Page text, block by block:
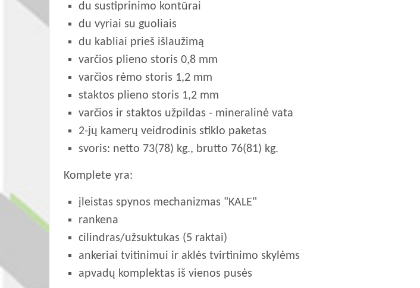
du sustiprinimo kontūrai
du vyriai su guoliais
du kabliai prieš išlaužimą
varčios plieno storis 0,8 mm
varčios rėmo storis 1,2 mm
staktos plieno storis 1,2 mm
varčios ir staktos užpildas - mineralinė vata
2-jų kamerų veidrodinis stiklo paketas
svoris: netto 73(78) kg., brutto 76(81) kg.
Komplete yra:
įleistas spynos mechanizmas "KALE"
rankena
cilindras/užsuktukas (5 raktai)
ankeriai tvitinimui ir aklės tvirtinimo skylėms
apvadų komplektas iš vienos pusės